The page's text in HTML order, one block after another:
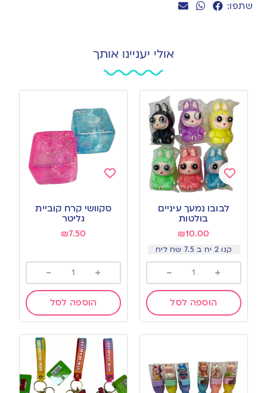
שתפו:
אולי יעניינו אותך
Add
to
wishlist
לבובו נמעך עיניים
בולטות
₪10.00
קנו 2 יח ב 7.5 שח ליח
+
-
הוספה לסל
to
wishlist
סקוושי קרח קוביית
גליטר
₪7.50
+
-
הוספה לסל